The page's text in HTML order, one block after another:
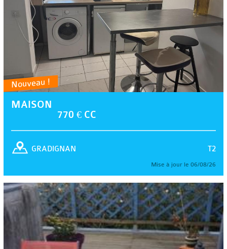
Nouveau !
MAISON
770 € CC
T2
GRADIGNAN
Mise à jour le 06/08/26